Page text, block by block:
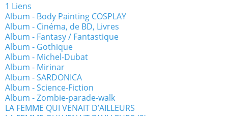
1 Liens
Album - Body Painting COSPLAY
Album - Cinéma, de BD, Livres
Album - Fantasy / Fantastique
Album - Gothique
Album - Michel-Dubat
Album - Mirinar
Album - SARDONICA
Album - Science-Fiction
Album - Zombie-parade-walk
LA FEMME QUI VENAIT D’AILLEURS